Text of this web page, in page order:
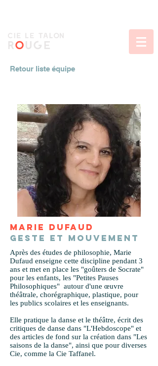
CIe le talon
rouge
Retour liste équipe
MARIE DUFAUD
Geste et mouvement
Après des études de philosophie, Marie
Dufaud enseigne cette discipline pendant 3
ans et met en place les "goûters de Socrate"
pour les enfants, les "Petites Pauses
Philosophiques" autour d'une œuvre
théâtrale, chorégraphique, plastique, pour
les publics scolaires et les enseignants.
Elle pratique la danse et le théâtre, écrit des
critiques de danse dans "L'Hebdoscope" et
des articles de fond sur la création dans "Les
saisons de la danse", ainsi que pour diverses
Cie, comme la Cie Taffanel.